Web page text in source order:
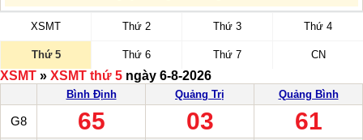
XSMT Thứ 2 Thứ 3 Thứ 4
Thứ 5 Thứ 6 Thứ 7 CN
XSMT » XSMT thứ 5 ngày 6-8-2026
Bình Định Quảng Trị Quảng Bình
G8 65 03 61